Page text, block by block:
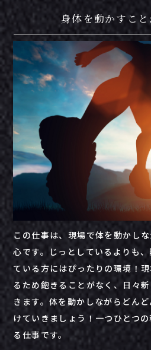
身体を動かすこ
この仕事は、 現場で体を動かし
心です。 じっと している より も、
て いる方にはぴったり の環境！
る ため飽きる ことがなく、 日々
き ます。 体を動かしながらどんど
けていきましょう！ 一つひとつ
る仕事です。